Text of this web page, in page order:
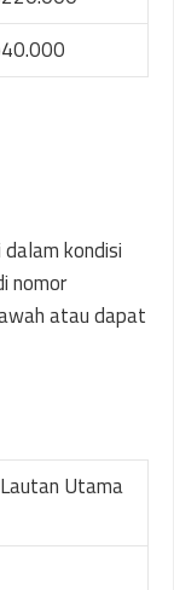
kondisi
nomor
atau dapat
Utama